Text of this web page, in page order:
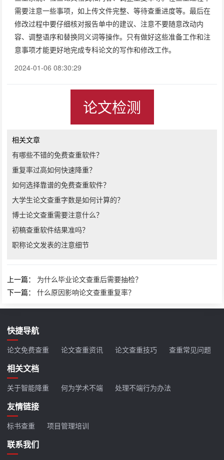
需要注意一些事项，如上传文件完整、等待查重进度等。最后在
修改过程中要仔细核对报告单中的建议、注意不要随意改动内
容、调整语序和替换同义词等操作。只有做好这些准备工作和注
意事项才能更好地完成专科论文的写作和修改工作。
2024-01-06 08:30:29
论文检测
相关文章
有哪些不错的免费查重软件？
重复率过高如何快速降重？
如何选择靠谱的免费查重软件？
大学生论文查重字数是如何计算的？
博士论文查重需要注意什么？
初稿查重软件结果准吗？
职称论文发表的注意细节
上一篇： 为什么毕业论文查重后需要抽检？
下一篇：什么原因影响论文查重重复率？
快捷导航
论文免费查重 论文查重资讯 论文查重技巧 查重常见问题
相关文档
关于智能降重 何为学术不端 处理不端行为办法
友情链接
标书查重 项目管理培训
联系我们